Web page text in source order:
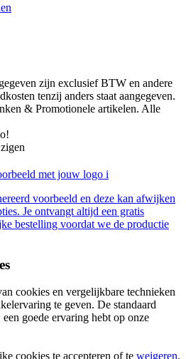
zijn exclusief BTW en andere
tenzij anders staat aangegeven.
& Promotionele artikelen. Alle
met jouw logo i
voorbeeld en deze kan afwijken
Je ontvangt altijd een gratis
bestelling voordat we de productie
cookies en vergelijkbare technieken
te geven. De standaard
goede ervaring hebt op onze
cookies te accepteren of te weigeren.